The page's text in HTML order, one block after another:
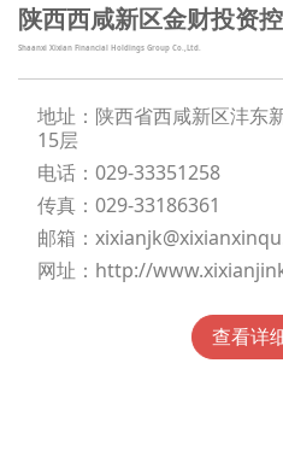
陕西西咸新区金财投资
Shaanxi Xixian Financial Holdings Group Co.,Ltd.
地址：陕西省西咸新区沣东
15层
电话：029-33351258
传真：029-33186361
邮箱：
网址：http://
查看详